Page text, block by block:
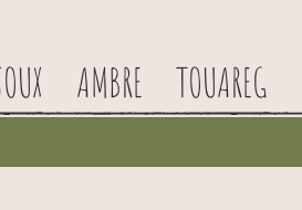
AMBRE TOUAREG